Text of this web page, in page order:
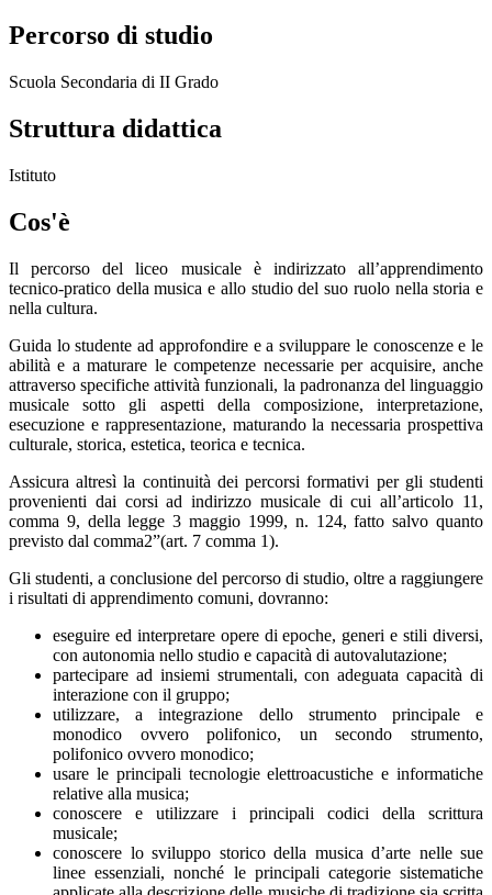
Percorso di studio
Scuola Secondaria di II Grado
Struttura didattica
Istituto
Cos'è
Il percorso del liceo musicale è indirizzato all’apprendimento
tecnico-pratico della musica e allo studio del suo ruolo nella storia e
nella cultura.
Guida lo studente ad approfondire e a sviluppare le conoscenze e le
abilità e a maturare le competenze necessarie per acquisire, anche
attraverso specifiche attività funzionali, la padronanza del linguaggio
musicale sotto gli aspetti della composizione, interpretazione,
esecuzione e rappresentazione, maturando la necessaria prospettiva
culturale, storica, estetica, teorica e tecnica.
Assicura altresì la continuità dei percorsi formativi per gli studenti
provenienti dai corsi ad indirizzo musicale di cui all’articolo 11,
comma 9, della legge 3 maggio 1999, n. 124, fatto salvo quanto
previsto dal comma2”(art. 7 comma 1).
Gli studenti, a conclusione del percorso di studio, oltre a raggiungere
i risultati di apprendimento comuni, dovranno:
eseguire ed interpretare opere di epoche, generi e stili diversi,
con autonomia nello studio e capacità di autovalutazione;
partecipare ad insiemi strumentali, con adeguata capacità di
interazione con il gruppo;
utilizzare, a integrazione dello strumento principale e
monodico ovvero polifonico, un secondo strumento,
polifonico ovvero monodico;
usare le principali tecnologie elettroacustiche e informatiche
relative alla musica;
conoscere e utilizzare i principali codici della scrittura
musicale;
conoscere lo sviluppo storico della musica d’arte nelle sue
linee essenziali, nonché le principali categorie sistematiche